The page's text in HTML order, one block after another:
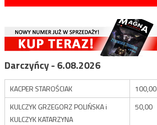
Darczyńcy - 6.08.2026
KACPER STAROŚCIAK
100,00
KULCZYK GRZEGORZ POLIŃSKA i
KULCZYK KATARZYNA
50,00